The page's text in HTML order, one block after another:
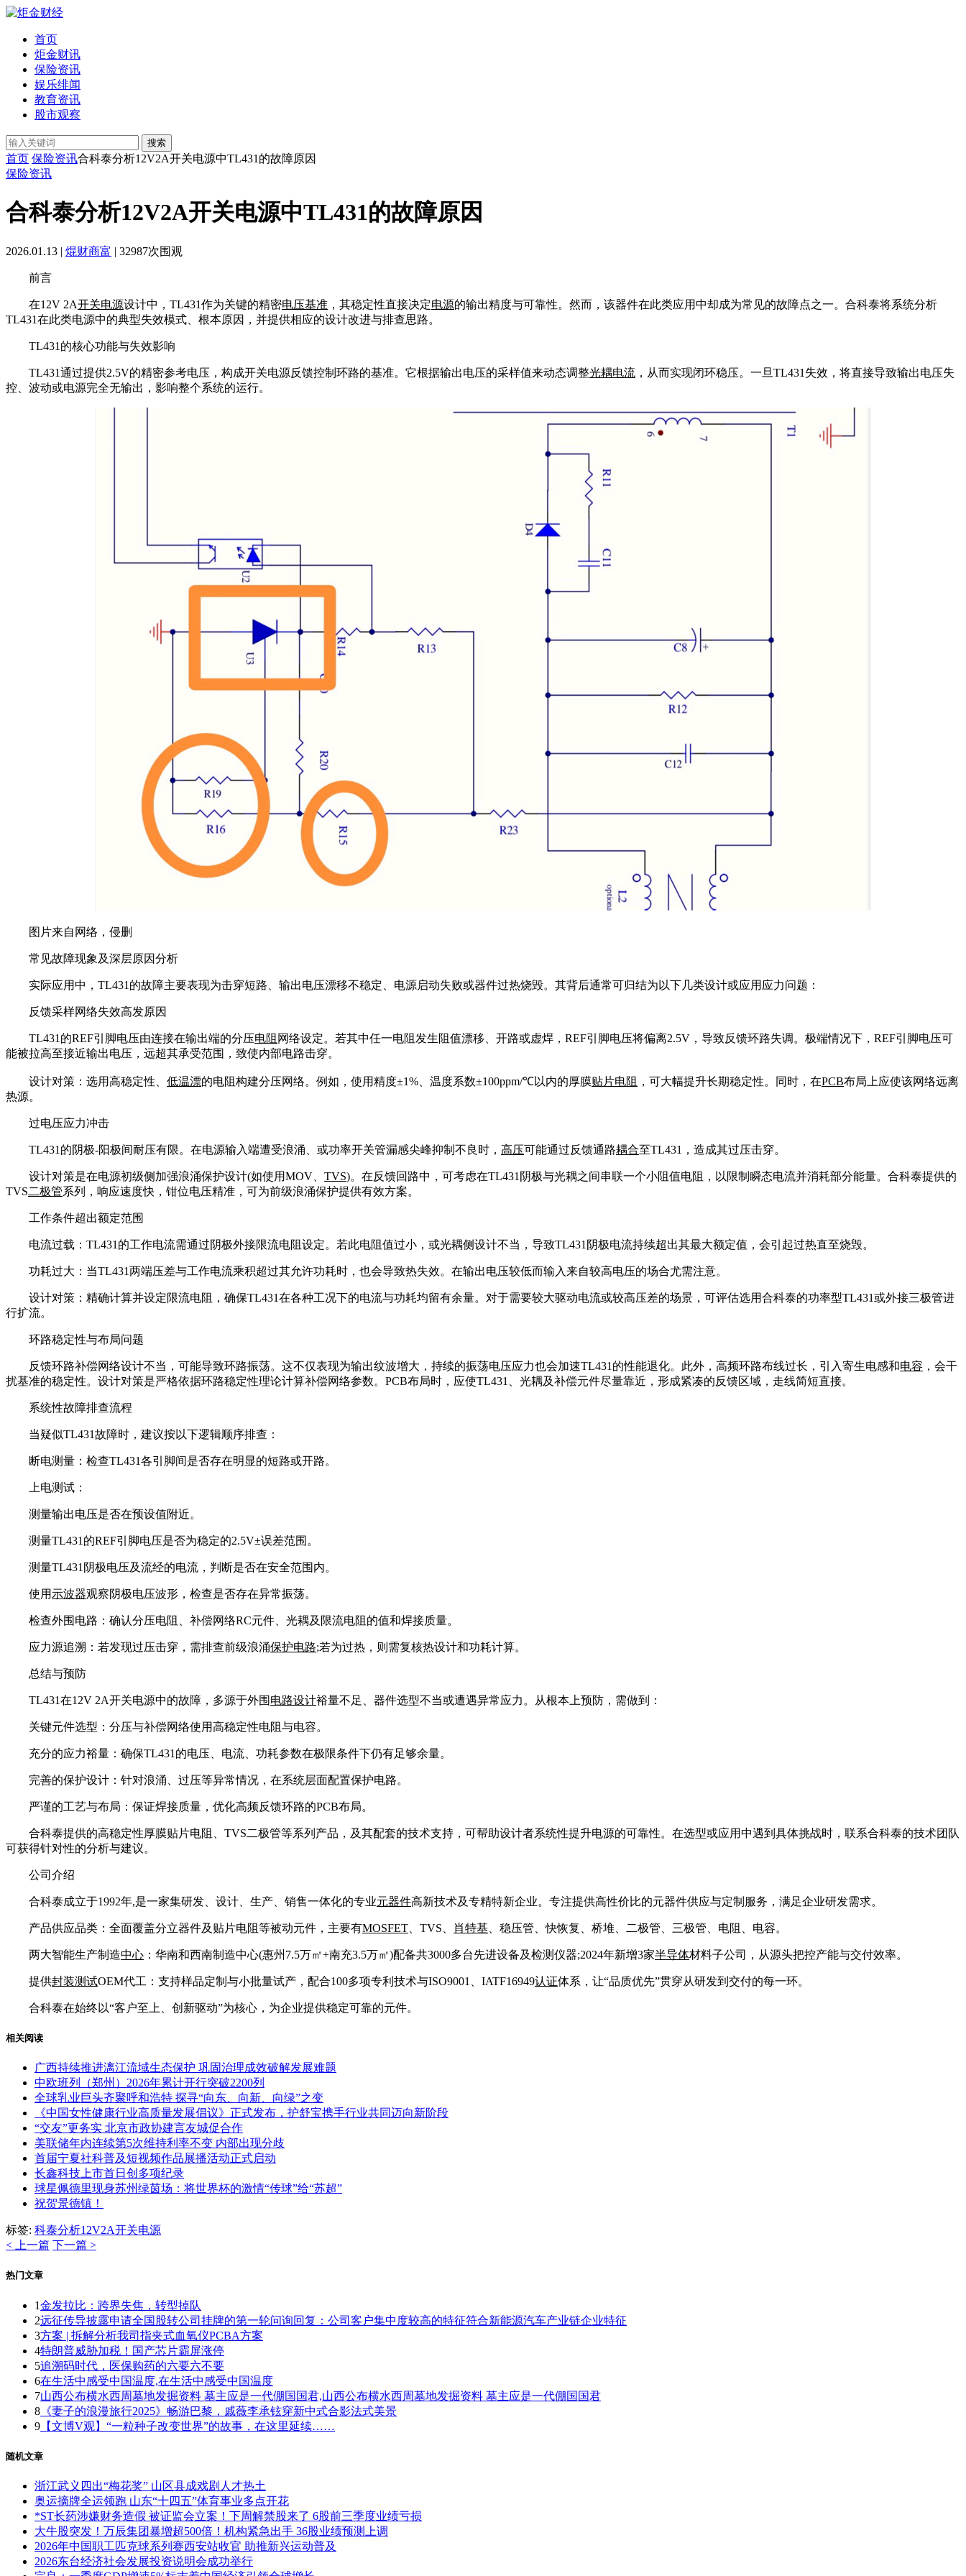
首页
炬金财讯
保险资讯
娱乐绯闻
教育资讯
股市观察
搜索
首页 保险资讯合科泰分析12V2A开关电源中TL431的故障原因
保险资讯
合科泰分析12V2A开关电源中TL431的故障原因
2026.01.13 | 焜财商富 | 32987次围观
前言
在12V 2A开关电源设计中，TL431作为关键的精密电压基准 ，其稳定性直接决定电源的输出精度与可靠性。然而，该器件在此类应用中却成为常见的故障点之一。合科泰将系统分析
TL431在此类电源中的典型失效模式、根本原因，并提供相应的设计改进与排查思路。
TL431的核心功能与失效影响
TL431通过提供2.5V的精密参考电压，构成开关电源反馈控制环路的基准。它根据输出电压的采样值来动态调整光耦电流 ，从而实现闭环稳压。一旦TL431失效，将直接导致输出电压失
控、波动或电源完全无输出，影响整个系统的运行。
图片来自网络，侵删
常见故障现象及深层原因分析
实际应用中，TL431的故障主要表现为击穿短路、输出电压漂移不稳定、电源启动失败或器件过热烧毁。其背后通常可归结为以下几类设计或应用应力问题：
反馈采样网络失效高发原因
TL431的REF引脚电压由连接在输出端的分压电阻 网络设定。若其中任一电阻发生阻值漂移、开路或虚焊，REF引脚电压将偏离2.5V，导致反馈环路失调。极端情况下，REF引脚电压可
能被拉高至接近输出电压，远超其承受范围，致使内部电路击穿。
设计对策：选用高稳定性、 低温漂的电阻构建分压网络。例如，使用精度±1%、温度系数±100ppm/℃以内的厚膜贴片电阻 ，可大幅提升长期稳定性。同时，在PCB布局上应使该网络远离
热源。
过电压应力冲击
TL431的阴极-阳极间耐压有限。在电源输入端遭受浪涌、或功率开关管漏感尖峰抑制不良时， 高压可能通过反馈通路耦合至TL431，造成其过压击穿。
设计对策是在电源初级侧加强浪涌保护设计(如使用MOV、 TVS)。在反馈回路中，可考虑在TL431阴极与光耦之间串联一个小阻值电阻，以限制瞬态电流并消耗部分能量。合科泰提供的
TVS二极管系列，响应速度快，钳位电压精准，可为前级浪涌保护提供有效方案。
工作条件超出额定范围
电流过载：TL431的工作电流需通过阴极外接限流电阻设定。若此电阻值过小，或光耦侧设计不当，导致TL431阴极电流持续超出其最大额定值，会引起过热直至烧毁。
功耗过大：当TL431两端压差与工作电流乘积超过其允许功耗时，也会导致热失效。在输出电压较低而输入来自较高电压的场合尤需注意。
设计对策：精确计算并设定限流电阻，确保TL431在各种工况下的电流与功耗均留有余量。对于需要较大驱动电流或较高压差的场景，可评估选用合科泰的功率型TL431或外接三极管进
行扩流。
环路稳定性与布局问题
反馈环路补偿网络设计不当，可能导致环路振荡。这不仅表现为输出纹波增大，持续的振荡电压应力也会加速TL431的性能退化。此外，高频环路布线过长，引入寄生电感和电容 ，会干
扰基准的稳定性。设计对策是严格依据环路稳定性理论计算补偿网络参数。PCB布局时，应使TL431、光耦及补偿元件尽量靠近，形成紧凑的反馈区域，走线简短直接。
系统性故障排查流程
当疑似TL431故障时，建议按以下逻辑顺序排查：
断电测量：检查TL431各引脚间是否存在明显的短路或开路。
上电测试：
测量输出电压是否在预设值附近。
测量TL431的REF引脚电压是否为稳定的2.5V±误差范围。
测量TL431阴极电压及流经的电流，判断是否在安全范围内。
使用 示波器观察阴极电压波形，检查是否存在异常振荡。
检查外围电路：确认分压电阻、补偿网络RC元件、光耦及限流电阻的值和焊接质量。
应力源追溯：若发现过压击穿，需排查前级浪涌保护电路;若为过热，则需复核热设计和功耗计算。
总结与预防
TL431在12V 2A开关电源中的故障，多源于外围 电路设计裕量不足、器件选型不当或遭遇异常应力。从根本上预防，需做到：
关键元件选型：分压与补偿网络使用高稳定性电阻与电容。
充分的应力裕量：确保TL431的电压、电流、功耗参数在极限条件下仍有足够余量。
完善的保护设计：针对浪涌、过压等异常情况，在系统层面配置保护电路。
严谨的工艺与布局：保证焊接质量，优化高频反馈环路的PCB布局。
合科泰提供的高稳定性厚膜贴片电阻、TVS二极管等系列产品，及其配套的技术支持，可帮助设计者系统性提升电源的可靠性。在选型或应用中遇到具体挑战时，联系合科泰的技术团队
可获得针对性的分析与建议。
公司介绍
合科泰成立于1992年,是一家集研发、设计、生产、销售一体化的专业元器件高新技术及专精特新企业。专注提供高性价比的元器件供应与定制服务，满足企业研发需求。
产品供应品类：全面覆盖分立器件及贴片电阻等被动元件，主要有MOSFET 、TVS、 肖特基 、稳压管、快恢复、桥堆、二极管、三极管、电阻、电容。
两大智能生产制造中心 ：华南和西南制造中心(惠州7.5万㎡+南充3.5万㎡)配备共3000多台先进设备及检测仪器;2024年新增3家半导体材料子公司，从源头把控产能与交付效率。
提供封装测试OEM代工：支持样品定制与小批量试产，配合100多项专利技术与ISO9001、IATF16949认证体系，让“品质优先”贯穿从研发到交付的每一环。
合科泰在始终以“客户至上、创新驱动”为核心，为企业提供稳定可靠的元件。
相关阅读
广西持续推进漓江流域生态保护 巩固治理成效破解发展难题
中欧班列（郑州）2026年累计开行突破2200列
全球乳业巨头齐聚呼和浩特 探寻“向东、向新、向绿”之变
《中国女性健康行业高质量发展倡议》正式发布，护舒宝携手行业共同迈向新阶段
“交友”更务实 北京市政协建言友城促合作
美联储年内连续第5次维持利率不变 内部出现分歧
首届宁夏社科普及短视频作品展播活动正式启动
长鑫科技上市首日创多项纪录
球星佩德里现身苏州绿茵场：将世界杯的激情“传球”给“苏超”
祝贺景德镇！
标签: 科泰分析12V2A开关电源
< 上一篇 下一篇 >
热门文章
1金发拉比：跨界失焦，转型掉队
2远征传导披露申请全国股转公司挂牌的第一轮问询回复：公司客户集中度较高的特征符合新能源汽车产业链企业特征
3方案 | 拆解分析我司指夹式血氧仪PCBA方案
4特朗普威胁加税！国产芯片霸屏涨停
5追溯码时代，医保购药的六要六不要
6在生活中感受中国温度,在生活中感受中国温度
7山西公布横水西周墓地发掘资料 墓主应是一代倗国国君,山西公布横水西周墓地发掘资料 墓主应是一代倗国国君
8 《妻子的浪漫旅行2025》畅游巴黎，戚薇李承铉穿新中式合影法式美景
9 【文博V观】“一粒种子改变世界”的故事，在这里延续……
随机文章
浙江武义四出“梅花奖” 山区县成戏剧人才热土
奥运摘牌全运领跑 山东“十四五”体育事业多点开花
*ST长药涉嫌财务造假 被证监会立案！下周解禁股来了 6股前三季度业绩亏损
大牛股突发！万辰集团暴增超500倍！机构紧急出手 36股业绩预测上调
2026年中国职工匹克球系列赛西安站收官 助推新兴运动普及
2026东台经济社会发展投资说明会成功举行